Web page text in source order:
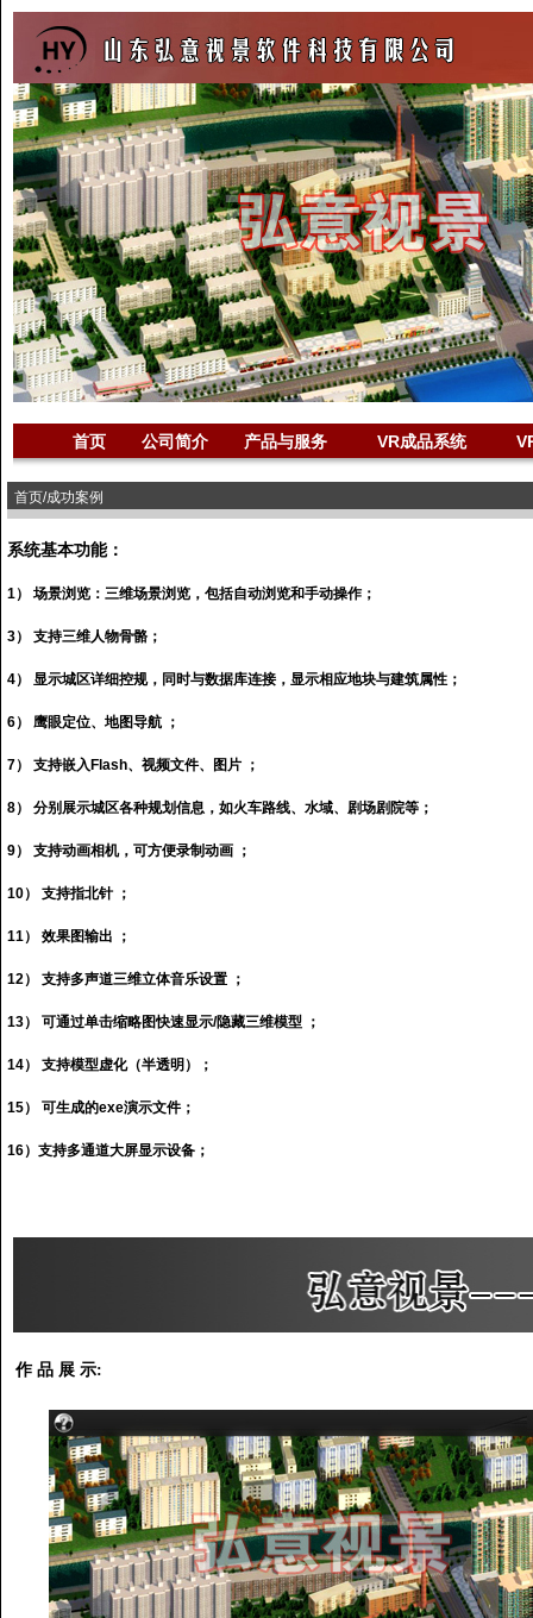
首页 公司简介 产品与服务 VR成品系统
首页/成功案例
系统基本功能：
1） 场景浏览：三维场景浏览，包括自动浏览和手动操作；
3） 支持三维人物骨骼；
4） 显示城区详细控规，同时与数据库连接，显示相应地块与建筑属性；
6） 鹰眼定位、地图导航 ；
7） 支持嵌入Flash、视频文件、图片 ；
8） 分别展示城区各种规划信息，如火车路线、水域、剧场剧院等；
9） 支持动画相机，可方便录制动画 ；
10） 支持指北针 ；
11） 效果图输出 ；
12） 支持多声道三维立体音乐设置 ；
13） 可通过单击缩略图快速显示/隐藏三维模型 ；
14） 支持模型虚化（半透明）；
15） 可生成的exe演示文件；
16）支持多通道大屏显示设备；
作 品 展 示: